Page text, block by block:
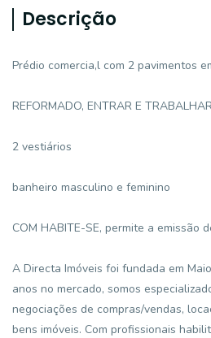
Descrição
Prédio comercia,l com 2 pavimentos
REFORMADO, ENTRAR E
2 vestiários
banheiro masculino e feminino
COM HABITE-SE, permite a emissão
A Directa Imóveis foi fundada em
anos no mercado, somos
negociações de compras/vendas,
bens imóveis. Com profissionais